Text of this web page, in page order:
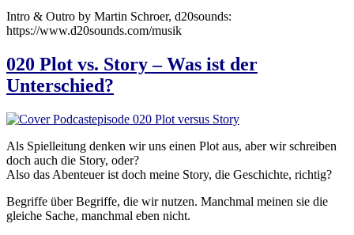
Intro & Outro by Martin Schroer, d20sounds:
https://www.d20sounds.com/musik
020 Plot vs. Story – Was ist der
Unterschied?
Als Spielleitung denken wir uns einen Plot aus, aber wir schreiben
doch auch die Story, oder?
Also das Abenteuer ist doch meine Story, die Geschichte, richtig?
Begriffe über Begriffe, die wir nutzen. Manchmal meinen sie die
gleiche Sache, manchmal eben nicht.